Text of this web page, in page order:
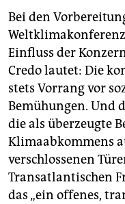
Bei den
Einfluss der
Credo lautet: Die
stets Vorrang vor
Bemühungen. Und
die als überzeugte
Klimaabkommens
verschlossenen
Transatlantischen
das „ein offenes,